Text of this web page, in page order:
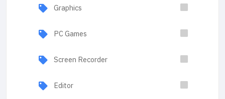
Graphics
PC Games
Screen Recorder
Editor